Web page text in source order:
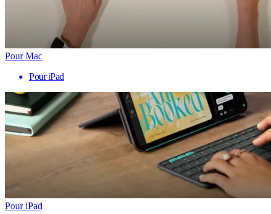
Pour Mac
Pour iPad
Pour iPad